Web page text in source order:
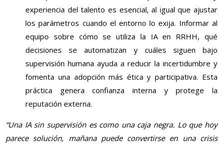
experiencia del talento es esencial, al igual que ajustar
los parámetros cuando el entorno lo exija. Informar al
equipo sobre cómo se utiliza la IA en RRHH, qué
decisiones se automatizan y cuáles siguen bajo
supervisión humana ayuda a reducir la incertidumbre y
fomenta una adopción más ética y participativa. Esta
práctica genera confianza interna y protege la
reputación externa.
“Una IA sin supervisión es como una caja negra. Lo que hoy
parece solución, mañana puede convertirse en una crisis